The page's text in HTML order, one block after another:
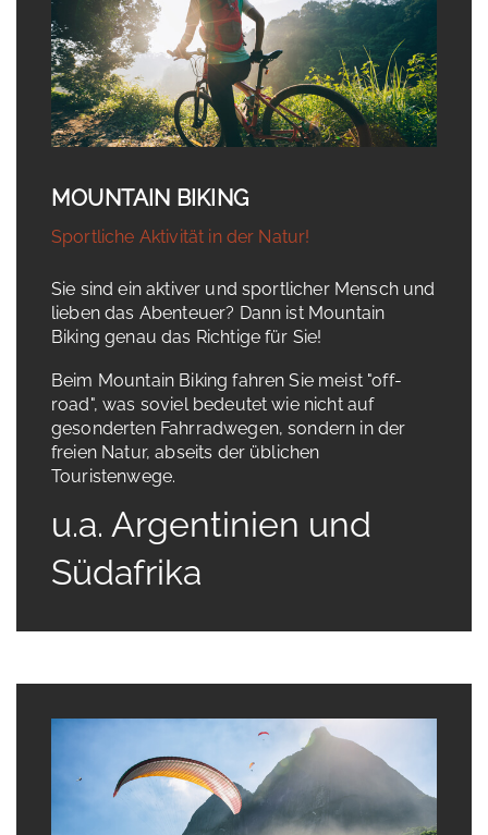
MOUNTAIN BIKING
Sportliche Aktivität in der Natur!
Sie sind ein aktiver und sportlicher Mensch und
lieben das Abenteuer? Dann ist Mountain
Biking genau das Richtige für Sie!
Beim Mountain Biking fahren Sie meist "off-
road", was soviel bedeutet wie nicht auf
gesonderten Fahrradwegen, sondern in der
freien Natur, abseits der üblichen
Touristenwege.
u.a. Argentinien und
Südafrika